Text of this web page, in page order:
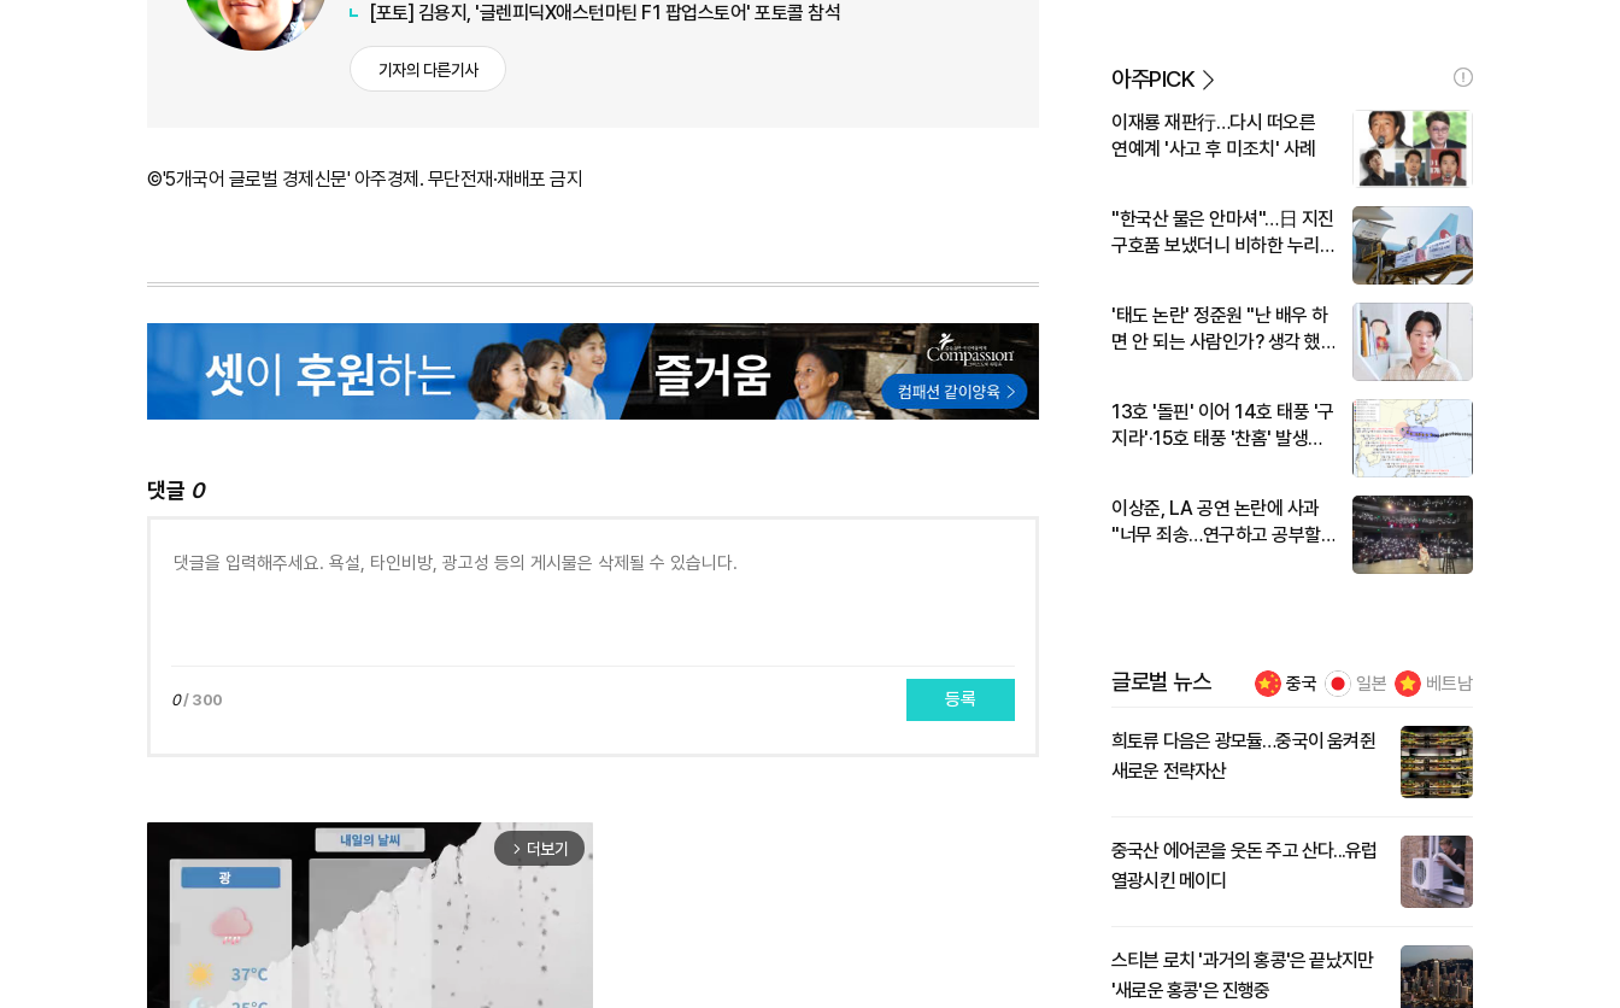
[포토] 김용지, '글렌피딕X애스턴마틴 F1 팝업스토어' 포토콜 참석
기자의 다른기사
©'5개국어 글로벌 경제신문' 아주경제. 무단전재·재배포 금지
댓글 0
0/ 300 등록
arrow_forward_ios 더보기
아주PICK
이재룡 재판行…다시 떠오른
연예계 '사고 후 미조치' 사례
"한국산 물은 안마셔"…日 지진
구호품 보냈더니 비하한 누리
'태도 논란' 정준원 "난 배우 하
면 안 되는 사람인가? 생각 했
13호 '돌핀' 이어 14호 태풍 '구
지라'·15호 태풍 '찬홈' 발생…
이상준, LA 공연 논란에 사과
"너무 죄송…연구하고 공부할
글로벌 뉴스 중국 일본 베트남
희토류 다음은 광모듈…중국이 움켜쥔
새로운 전략자산
중국산 에어콘을 웃돈 주고 산다...유럽
열광시킨 메이디
스티븐 로치 '과거의 홍콩'은 끝났지만
'새로운 홍콩'은 진행중